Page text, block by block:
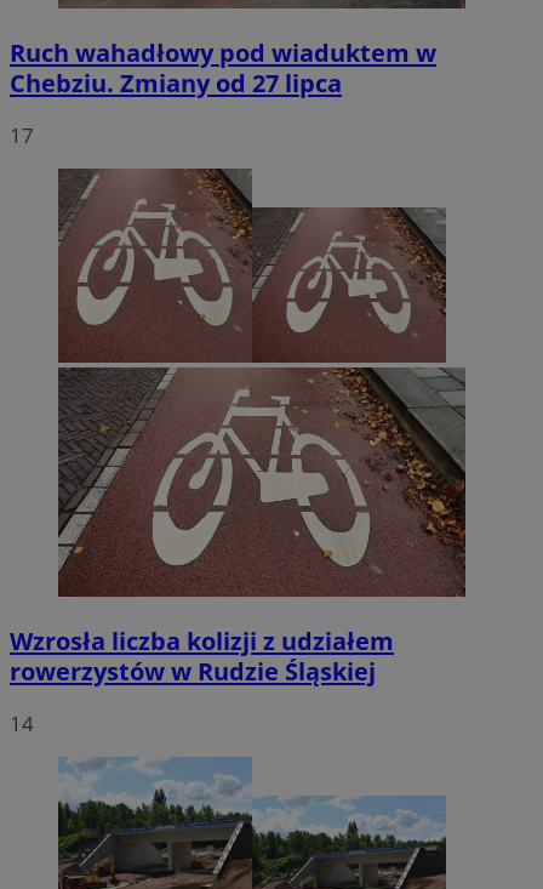
Ruch wahadłowy pod wiaduktem w
Chebziu. Zmiany od 27 lipca
17
Wzrosła liczba kolizji z udziałem
rowerzystów w Rudzie Śląskiej
14